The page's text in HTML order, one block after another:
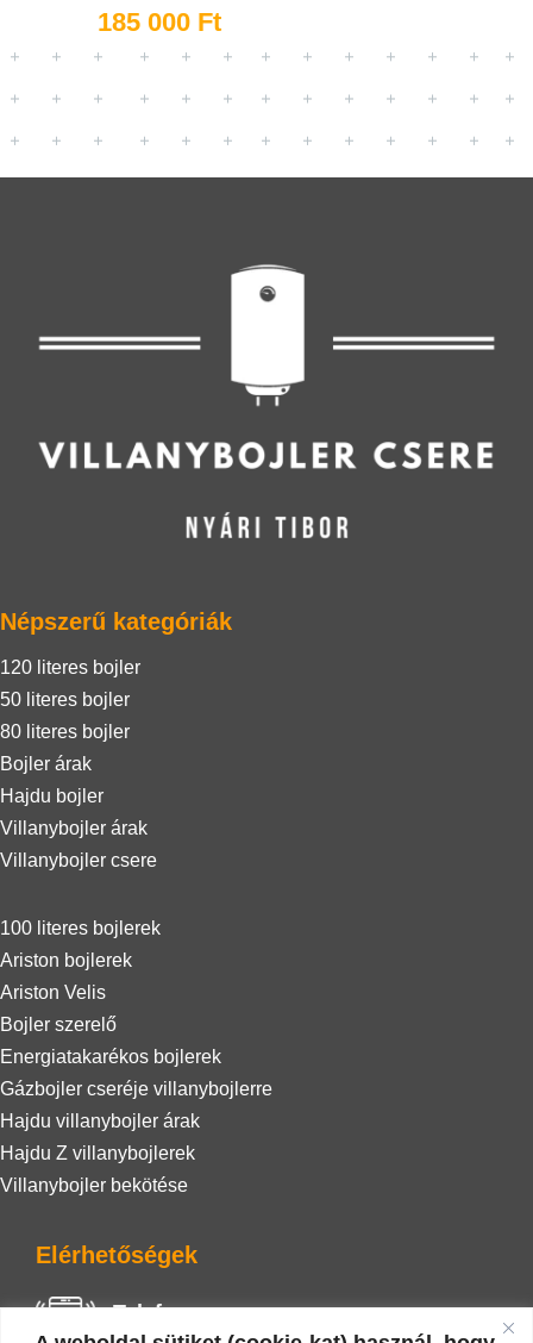
185 000 Ft
Népszerű kategóriák
120 literes bojler
50 literes bojler
80 literes bojler
Bojler árak
Hajdu bojler
Villanybojler árak
Villanybojler csere
100 literes bojlerek
Ariston bojlerek
Ariston Velis
Bojler szerelő
Energiatakarékos bojlerek
Gázbojler cseréje villanybojlerre
Hajdu villanybojler árak
Hajdu Z villanybojlerek
Villanybojler bekötése
Elérhetőségek
Telefon